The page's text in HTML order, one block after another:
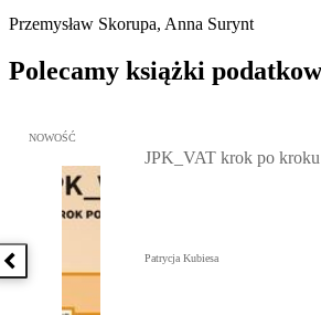
Przemysław Skorupa, Anna Surynt
Polecamy książki
Poprzednia książka
Przejdź do: JPK_VAT krok po kroku
NOWOŚĆ
JPK_VAT krok po
Patrycja Kubiesa